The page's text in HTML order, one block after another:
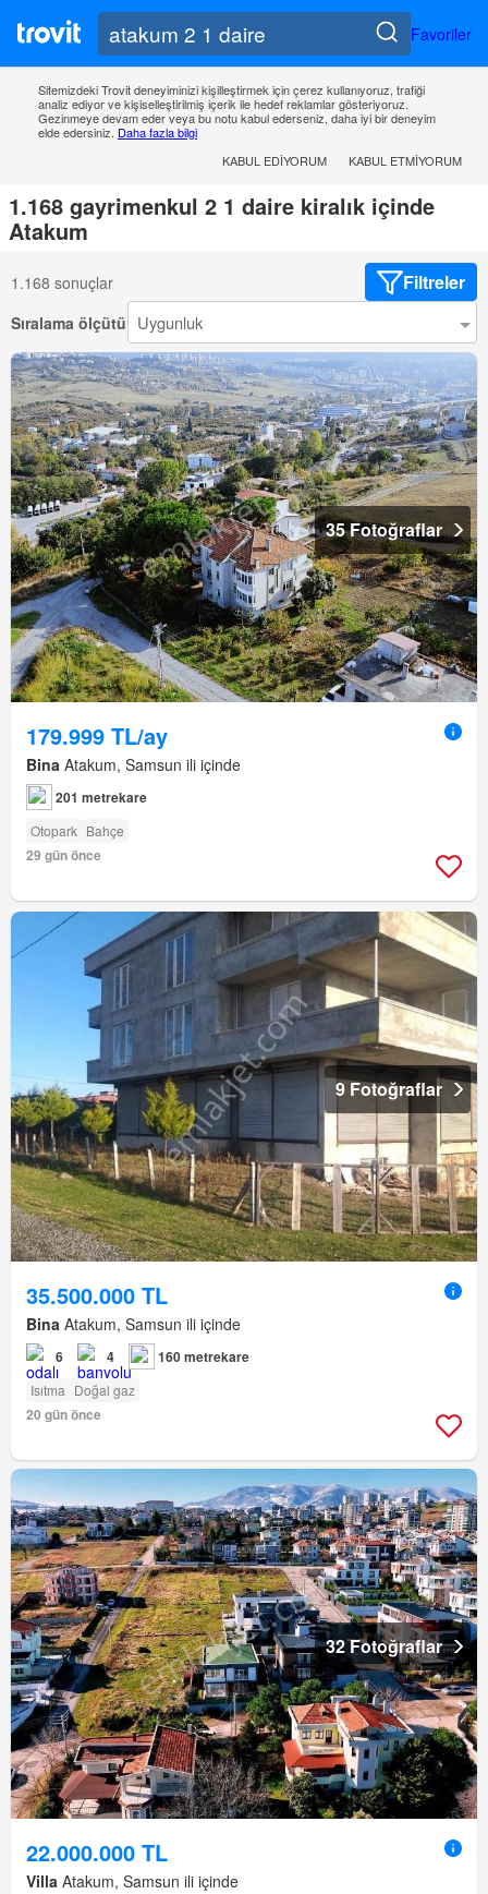
Favoriler
Sitemizdeki Trovit deneyiminizi kişilleştirmek için çerez kullanıyoruz, trafiği
analiz ediyor ve kişiselleştirilmiş içerik ile hedef reklamlar gösteriyoruz.
Gezinmeye devam eder veya bu notu kabul ederseniz, daha iyi bir deneyim
elde edersiniz. Daha fazla bilgi
KABUL EDIYORUM
KABUL ETMIYORUM
1.168 gayrimenkul 2 1 daire kiralık içinde
Atakum
1.168 sonuçlar Filtreler
Sıralama ölçütü
35 Fotoğraflar
179.999 TL/ay
Bina Atakum, Samsun ili içinde
201 metrekare
Otopark Bahçe
29 gün önce
9 Fotoğraflar
35.500.000 TL
Bina Atakum, Samsun ili içinde
6 4 160 metrekare
Isıtma Doğal gaz
20 gün önce
32 Fotoğraflar
22.000.000 TL
Villa Atakum, Samsun ili içinde